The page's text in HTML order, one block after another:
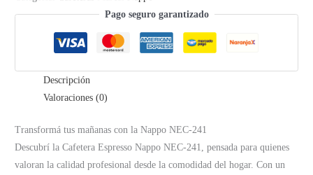
Pago seguro garantizado
Descripción
Valoraciones (0)
Transformá tus mañanas con la Nappo NEC-241
Descubrí la Cafetera Espresso Nappo NEC-241, pensada para quienes
valoran la calidad profesional desde la comodidad del hogar. Con un